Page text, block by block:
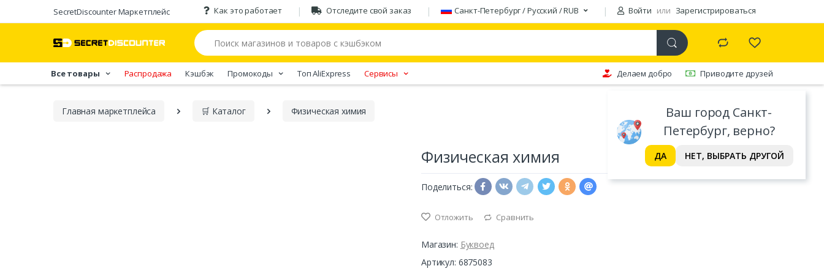
SecretDiscounter Маркетплейс Как это работает Отследите свой заказ Санкт-Петербург / Русский / RUB Войти или Зарегистрироваться
Ваш город Санкт-
Петербург, верно?
ДА НЕТ, ВЫБРАТЬ ДРУГОЙ
Все товары Распродажа Кэшбэк Промокоды Tоп AliExpress Сервисы Делаем добро Приводите друзей
Главная марĸетплейса 🛒 Каталог Физическая химия
Физическая химия
Поделиться:
Отложить Сравнить
Магазин: Буквоед
Артикул: 6875083